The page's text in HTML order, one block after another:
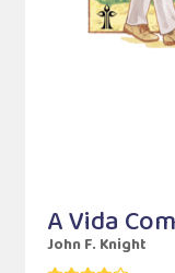
A Vida
John F. Knight